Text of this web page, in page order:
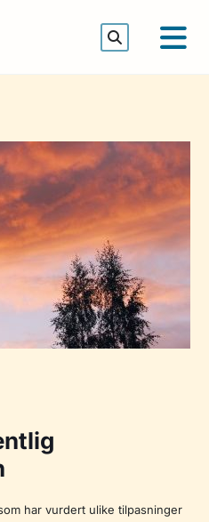
har vurdert ulike tilpasninger